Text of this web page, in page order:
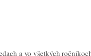
a vo všetkých